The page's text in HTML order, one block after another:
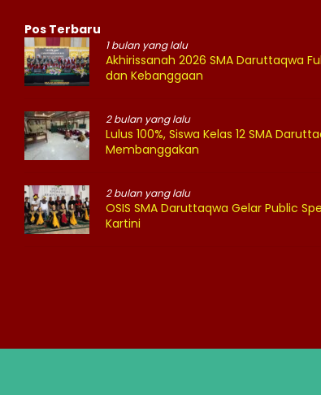
Pos Terbaru
1 bulan yang lalu
Akhirissanah 2026 SMA Daruttaqwa
dan Kebanggaan
2 bulan yang lalu
Lulus 100%, Siswa Kelas 12 SMA
Membanggakan
2 bulan yang lalu
OSIS SMA Daruttaqwa Gelar Public
Kartini